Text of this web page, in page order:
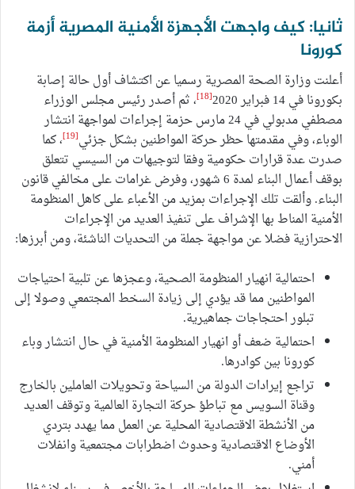
ثانيا: كيف واجهت الأجهزة الأمنية المصرية أزمة
كورونا
أعلنت وزارة الصحة المصرية رسميا عن اكتشاف أول حالة إصابة
بكورونا في 14 فبراير 2020
[18]
، ثم أصدر رئيس مجلس الوزراء
مصطفي مدبولي في 24 مارس حزمة إجراءات لمواجهة انتشار
الوباء، وفي مقدمتها حظر حركة المواطنين بشكل جزئي[19]
، كما
صدرت عدة قرارات حكومية وفقا لتوجيهات من السيسي تتعلق
بوقف أعمال البناء لمدة 6 شهور، وفرض غرامات على مخالفي قانون
البناء. وألقت تلك الإجراءات بمزيد من الأعباء على كاهل المنظومة
الأمنية المناط بها الإشراف على تنفيذ العديد من الإجراءات
الاحترازية فضلا عن مواجهة جملة من التحديات الناشئة، ومن أبرزها:
احتمالية انهيار المنظومة الصحية، وعجزها عن تلبية احتياجات
المواطنين مما قد يؤدي إلى زيادة السخط المجتمعي وصولا إلى
تبلور احتجاجات جماهيرية.
احتمالية ضعف أو انهيار المنظومة الأمنية في حال انتشار وباء
كورونا بين كوادرها.
تراجع إيرادات الدولة من السياحة وتحويلات العاملين بالخارج
وقناة السويس مع تباطؤ حركة التجارة العالمية وتوقف العديد
من الأنشطة الاقتصادية المحلية عن العمل مما يهدد بتردي
الأوضاع الاقتصادية وحدوث اضطرابات مجتمعية وانفلات
أمني.